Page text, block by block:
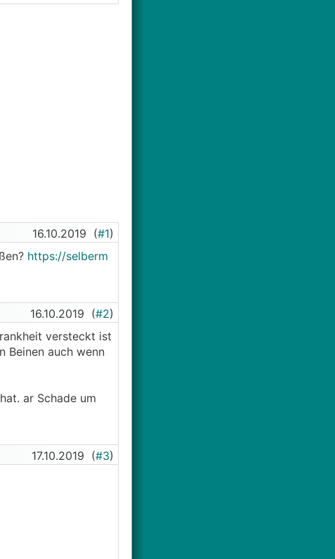
16.10.2019 (#1)
https://selberm
16.10.2019 (#2)
versteckt ist
Beinen auch wenn
ar Schade um
17.10.2019 (#3)